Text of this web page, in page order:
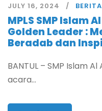
JULY 16, 2024
MPLS SMP Islam
Golden Leader :
Beradab dan
BANTUL – SMP Islam
acara...